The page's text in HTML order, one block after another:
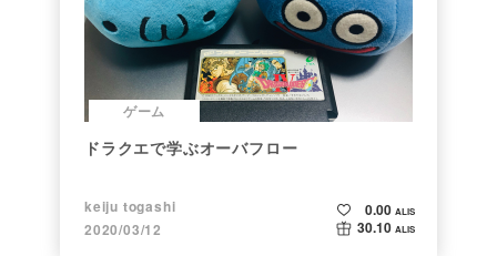
ゲーム
ドラクエで学ぶオーバフロー
keiju togashi
2020/03/12
0.00 ALIS
30.10 ALIS